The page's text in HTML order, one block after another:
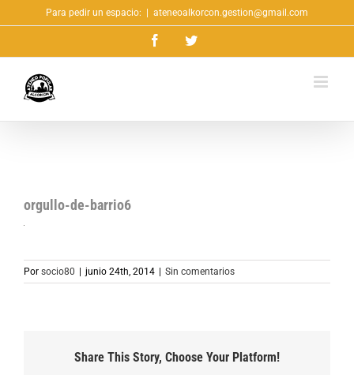
al
Para pedir un espacio: ateneoalkorcon.gestion@gmail.com
FacebookTwitter
orgullo-de-barrio6
Por socio80 junio 24th, 2014 Sin comentarios
Share This Story, Choose Your Platform!